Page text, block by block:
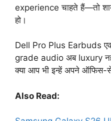
experience चाहते हैं—तो
हो।
Dell Pro Plus Earbuds
grade audio अब luxury
क्या आप भी इन्हें अपने ऑफिस-
Also Read: